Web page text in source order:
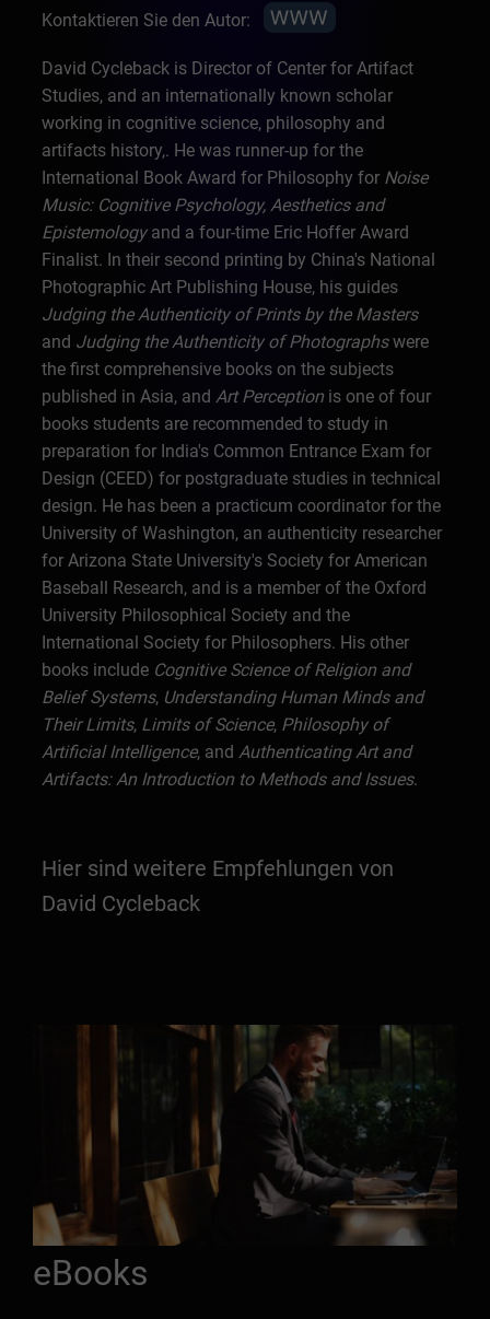
Kontaktieren Sie den Autor:
David Cycleback is Director of Center for Artifact
Studies, and an internationally known scholar
working in cognitive science, philosophy and
artifacts history,. He was runner-up for the
International Book Award for Philosophy for Noise
Music: Cognitive Psychology, Aesthetics and
Epistemologyand a four-time Eric Hoffer Award
Finalist. In their second printing by China's National
Photographic Art Publishing House, his guides
Judging the Authenticity of Prints by the Masters
and Judging the Authenticity of Photographswere
the first comprehensive books on the subjects
published in Asia, andArt Perception is one of four
books students are recommended to study in
preparation for India's Common Entrance Exam for
Design (CEED) for postgraduate studies in technical
design. He has been a practicum coordinator for the
University of Washington, an authenticity researcher
for Arizona State University's Society for American
Baseball Research, and is a member of the Oxford
University Philosophical Society and the
International Society for Philosophers. His other
books include Cognitive Science of Religion and
Belief Systems, Understanding Human Minds and
Their Limits, Limits of Science, Philosophy of
Artificial Intelligence, andAuthenticating Art and
Artifacts: An Introduction to Methods and Issues.
Hier sind weitere Empfehlungen von
David Cycleback
eBooks